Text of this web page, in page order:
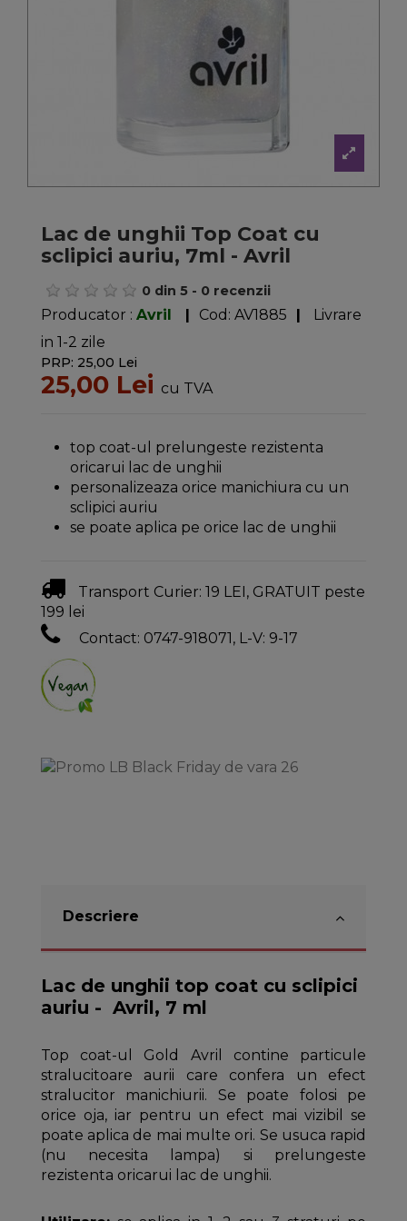
Lac de unghii Top Coat cu
sclipici auriu, 7ml - Avril
0din 5- 0 recenzii
Producator : Avril | Cod: AV1885 |
Livrare
in 1-2 zile
PRP: 25,00 Lei
25,00 Lei cu TVA
top coat-ul prelungeste rezistenta
oricarui lac de unghii
personalizeaza orice manichiura cu un
sclipici auriu
se poate aplica pe orice lac de unghii
Transport Curier: 19 LEI, GRATUIT peste
199 lei
Contact: 0747-918071, L-V: 9-17
Descriere
Lac de unghii top coat cu sclipici
auriu - Avril, 7 ml
Top coat-ul Gold Avril contine particule
stralucitoare aurii care confera un efect
stralucitor manichiurii. Se poate folosi pe
orice oja, iar pentru un efect mai vizibil se
poate aplica de mai multe ori. Se usuca rapid
(nu necesita lampa) si prelungeste
rezistenta oricarui lac de unghii.